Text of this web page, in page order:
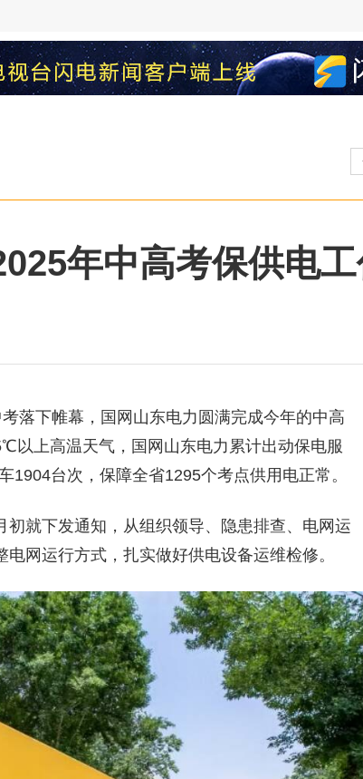
年中高考保供电
落下帷幕，国网山东电力圆满完成今年的中高
以上高温天气，国网山东电力累计出动保电服
台次，保障全省1295个考点供用电正常。
就下发通知，从组织领导、隐患排查、电网运
网运行方式，扎实做好供电设备运维检修。